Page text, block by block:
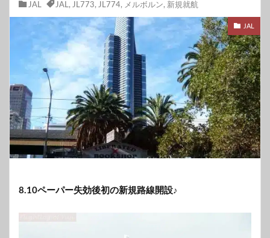
JAL JAL, JL773, JL774, メルボルン, 新規就航
JAL
8.10ペーパー失効後初の新規路線開設♪